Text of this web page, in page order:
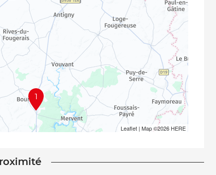
1
Leaflet| Map ©2026 HERE